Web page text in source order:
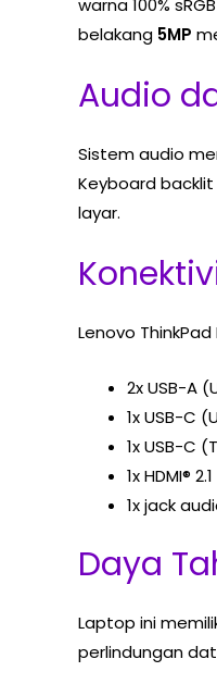
warna 100%
belakang 5MP
Audio
Sistem audio
Keyboard
layar.
Lenovo
2x USB-A
1x USB-C
1x USB-C
1x HDMI®
1x jack
Daya
Laptop ini
perlindungan